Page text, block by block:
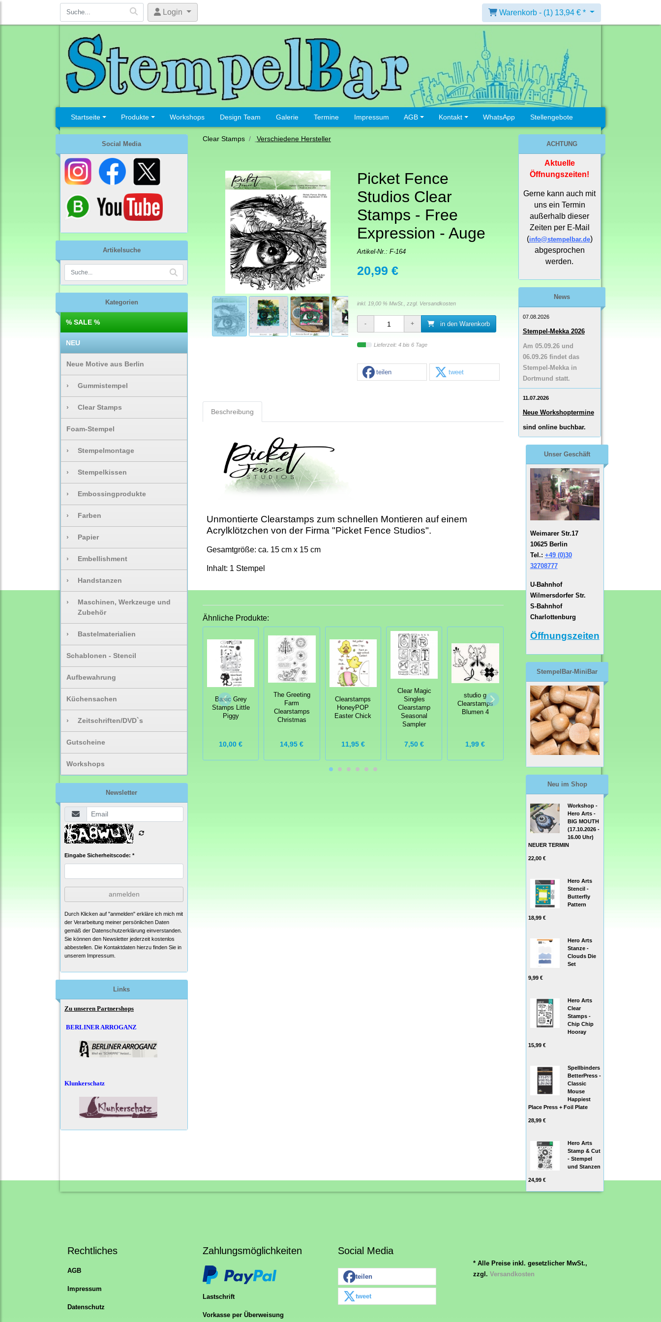
Login Warenkorb - (1) 13,94 € *
Startseite Produkte Workshops Design Team Galerie Termine Impressum AGB Kontakt WhatsApp Stellengebote
Social Media
Artikelsuche
Kategorien
% SALE %
NEU
Neue Motive aus Berlin
› Gummistempel
› Clear Stamps
Foam-Stempel
› Stempelmontage
› Stempelkissen
› Embossingprodukte
› Farben
› Papier
› Embellishment
› Handstanzen
›
Maschinen, Werkzeuge und
Zubehör
› Bastelmaterialien
Schablonen - Stencil
Aufbewahrung
Küchensachen
› Zeitschriften/DVD`s
Gutscheine
Workshops
Newsletter
Eingabe Sicherheitscode: *
anmelden
Durch Klicken auf "anmelden" erkläre ich mich mit
der Verarbeitung meiner persönlichen Daten
gemäß der Datenschutzerklärung einverstanden.
Sie können den Newsletter jederzeit kostenlos
abbestellen. Die Kontaktdaten hierzu finden Sie in
unserem Impressum.
Links
Zu unseren Partnershops
BERLINER ARROGANZ
Klunkerschatz
Clear Stamps Verschiedene Hersteller
Picket Fence
Studios Clear
Stamps - Free
Expression - Auge
Artikel-Nr.: F-164
20,99 €
inkl. 19,00 % MwSt., zzgl. Versandkosten
in den Warenkorb
Lieferzeit: 4 bis 6 Tage
teilen tweet
Beschreibung
Unmontierte Clearstamps zum schnellen Montieren auf einem
Acrylklötzchen von der Firma "Picket Fence Studios".
Gesamtgröße: ca. 15 cm x 15 cm
Inhalt: 1 Stempel
Ähnliche Produkte:
Basic Grey
Stamps Little
Piggy
10,00 €
The Greeting
Farm
Clearstamps
Christmas
14,95 €
Clearstamps
HoneyPOP
Easter Chick
11,95 €
Clear Magic
Singles
Clearstamp
Seasonal
Sampler
7,50 €
studio g
Clearstamps
Blumen 4
1,99 €
Creative
Expressions
Clear Stamps
Coffee Tine
11,50 €
Clearstamps
HoneyPOP
Cupcake Birdy
11,95 €
ACHTUNG
Aktuelle
Öffnungszeiten!
Gerne kann auch mit
uns ein Termin
außerhalb dieser
Zeiten per E-Mail
(info@stempelbar.de)
abgesprochen
werden.
News
07.08.2026
Stempel-Mekka 2026
Am 05.09.26 und
06.09.26 findet das
Stempel-Mekka in
Dortmund statt.
11.07.2026
Neue Workshoptermine
sind online buchbar.
Unser Geschäft
Weimarer Str.17
10625 Berlin
Tel.: +49 (0)30
32708777
U-Bahnhof
Wilmersdorfer Str.
S-Bahnhof
Charlottenburg
Öffnungszeiten
StempelBar-MiniBar
Neu im Shop
Workshop -
Hero Arts -
BIG MOUTH
(17.10.2026 -
16.00 Uhr)
NEUER TERMIN
22,00 €
Hero Arts
Stencil -
Butterfly
Pattern
18,99 €
Hero Arts
Stanze -
Clouds Die
Set
9,99 €
Hero Arts
Clear
Stamps -
Chip Chip
Hooray
15,99 €
Spellbinders
BetterPress -
Classic
Mouse
Happiest
Place Press + Foil Plate
28,99 €
Hero Arts
Stamp & Cut
- Stempel
und Stanzen
24,99 €
Rechtliches
AGB
Impressum
Datenschutz
Zahlungsmöglichkeiten
Lastschrift
Vorkasse per Überweisung
Social Media
teilen
tweet
* Alle Preise inkl. gesetzlicher MwSt.,
zzgl. Versandkosten